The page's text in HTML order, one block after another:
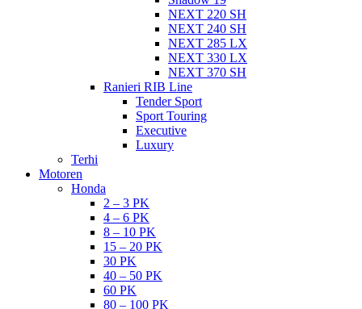
NEXT 220 SH
NEXT 240 SH
NEXT 285 LX
NEXT 330 LX
NEXT 370 SH
Ranieri RIB Line
Tender Sport
Sport Touring
Executive
Luxury
Terhi
Motoren
Honda
2 – 3 PK
4 – 6 PK
8 – 10 PK
15 – 20 PK
30 PK
40 – 50 PK
60 PK
80 – 100 PK